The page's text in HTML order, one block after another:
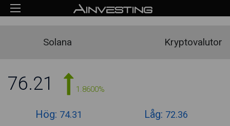
Solana Kryptovalutor
76.21 1.8600%
Hög: 74.31 Låg: 72.36